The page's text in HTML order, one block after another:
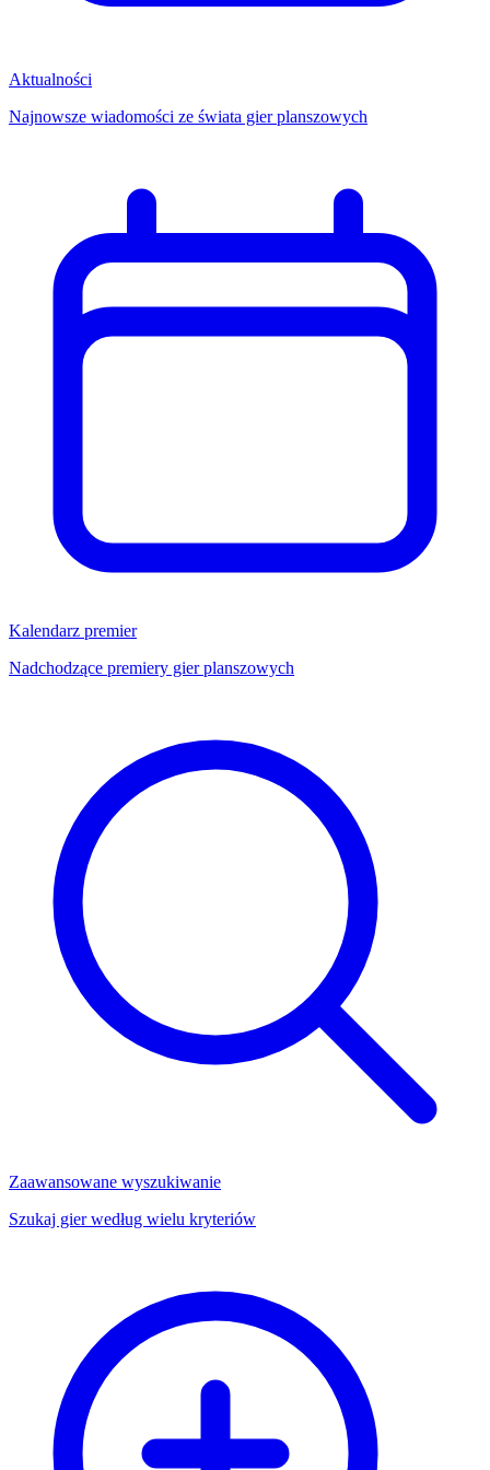
Aktualności
Najnowsze wiadomości ze świata gier planszowych
Kalendarz premier
Nadchodzące premiery gier planszowych
Zaawansowane wyszukiwanie
Szukaj gier według wielu kryteriów